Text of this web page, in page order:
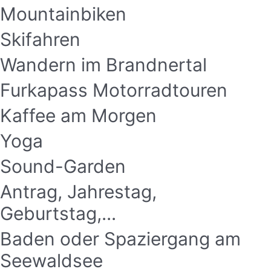
Mountainbiken
Skifahren
Wandern im Brandnertal
Furkapass Motorradtouren
Kaffee am Morgen
Yoga
Sound-Garden
Antrag, Jahrestag,
Geburtstag,...
Baden oder Spaziergang am
Seewaldsee